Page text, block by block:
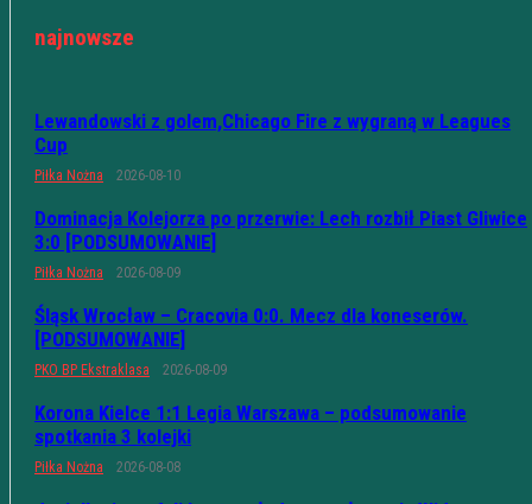
najnowsze
Lewandowski z golem,Chicago Fire z wygraną w Leagues
Cup
Piłka Nożna 2026-08-10
Dominacja Kolejorza po przerwie: Lech rozbił Piast Gliwice
3:0 [PODSUMOWANIE]
Piłka Nożna 2026-08-09
Śląsk Wrocław – Cracovia 0:0. Mecz dla koneserów.
[PODSUMOWANIE]
PKO BP Ekstraklasa 2026-08-09
Korona Kielce 1:1 Legia Warszawa – podsumowanie
spotkania 3 kolejki
Piłka Nożna 2026-08-08